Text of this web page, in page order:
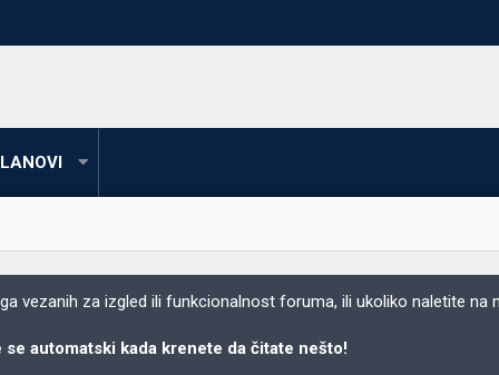
vezanih za izgled ili funkcionalnost foruma, ili ukoliko naletite na
se automatski kada krenete da čitate nešto!